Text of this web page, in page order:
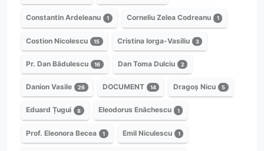
Constantin Ardeleanu 1 Corneliu Zelea Codreanu 1
Costion Nicolescu 15 Cristina Iorga-Vasiliu 3
Pr. Dan Bădulescu 16 Dan Toma Dulciu 2
Danion Vasile 26 DOCUMENT 14 Dragoș Nicu 5
Eduard Țugui 8 Eleodorus Enăchescu 1
Prof. Eleonora Becea 1 Emil Niculescu 1